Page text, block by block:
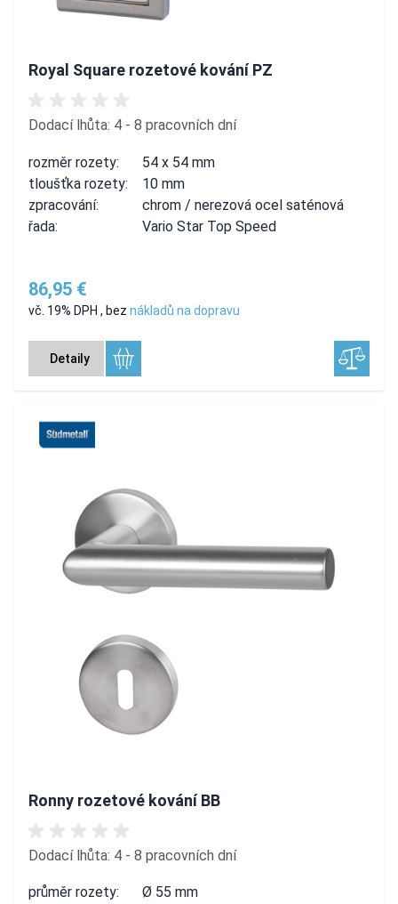
Royal Square rozetové kování PZ
Dodací lhůta: 4 - 8 pracovních dní
rozměr rozety:
54 x 54 mm
tloušťka rozety:
10 mm
zpracování:
chrom / nerezová ocel saténová
řada:
Vario Star Top Speed
86,95 €
vč. 19% DPH , bez nákladů na dopravu
Detaily
Ronny rozetové kování BB
Dodací lhůta: 4 - 8 pracovních dní
průměr rozety:
Ø 55 mm